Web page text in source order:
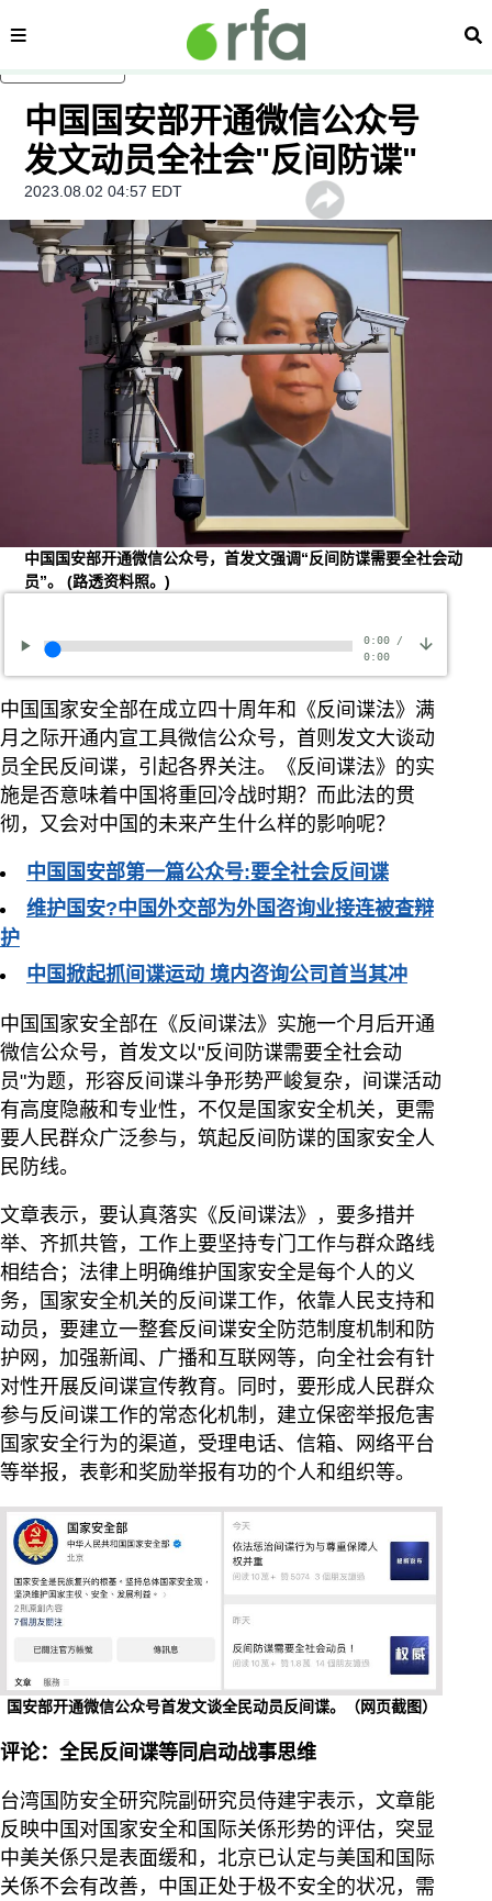
内容分类 搜
中国国安部开通微信公众号
发文动员全社会"反间防谍"
2023.08.02 04:57 EDT
中国国安部开通微信公众号，首发文强调“反间防谍需要全社会动
员”。(路透资料照。)
0:00/
0:00
中国国家安全部在成立四十周年和《反间谍法》满
月之际开通内宣工具微信公众号，首则发文大谈动
员全民反间谍，引起各界关注。《反间谍法》的实
施是否意味着中国将重回冷战时期？而此法的贯
彻，又会对中国的未来产生什么样的影响呢？
中国国安部第一篇公众号:要全社会反间谍
维护国安?中国外交部为外国咨询业接连被查辩
护
中国掀起抓间谍运动 境内咨询公司首当其冲
中国国家安全部在《反间谍法》实施一个月后开通
微信公众号，首发文以"反间防谍需要全社会动
员"为题，形容反间谍斗争形势严峻复杂，间谍活动
有高度隐蔽和专业性，不仅是国家安全机关，更需
要人民群众广泛参与，筑起反间防谍的国家安全人
民防线。
文章表示，要认真落实《反间谍法》，要多措并
举、齐抓共管，工作上要坚持专门工作与群众路线
相结合；法律上明确维护国家安全是每个人的义
务，国家安全机关的反间谍工作，依靠人民支持和
动员，要建立一整套反间谍安全防范制度机制和防
护网，加强新闻、广播和互联网等，向全社会有针
对性开展反间谍宣传教育。同时，要形成人民群众
参与反间谍工作的常态化机制，建立保密举报危害
国家安全行为的渠道，受理电话、信箱、网络平台
等举报，表彰和奖励举报有功的个人和组织等。
国安部开通微信公众号首发文谈全民动员反间谍。（网页截图）
评论：全民反间谍等同启动战事思维
台湾国防安全研究院副研究员侍建宇表示，文章能
反映中国对国家安全和国际关係形势的评估，突显
中美关係只是表面缓和，北京已认定与美国和国际
关係不会有改善，中国正处于极不安全的状况，需